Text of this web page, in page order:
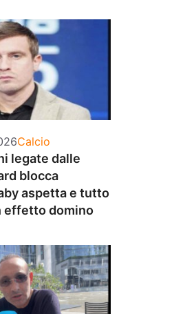
Categorie
Calcio
legate dalle
blocca
aspetta e tutto
effetto domino